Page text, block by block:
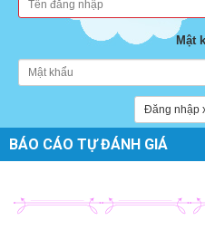
Mật
Đăng nhập
BÁO CÁO TỰ ĐÁNH GIÁ